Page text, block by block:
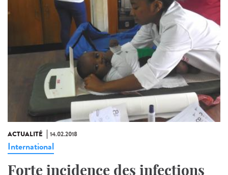
ACTUALITÉ 14.02.2018
International
Forte incidence des infections